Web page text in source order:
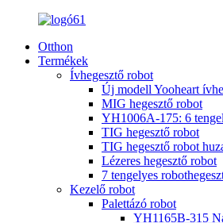
Otthon
Termékek
Ívhegesztő robot
Új modell Yooheart
MIG hegesztő robot
YH1006A-175: 6
TIG hegesztő robot
TIG hegesztő robot
Lézeres hegesztő robot
7 tengelyes
Kezelő robot
Palettázó robot
YH1165B-315